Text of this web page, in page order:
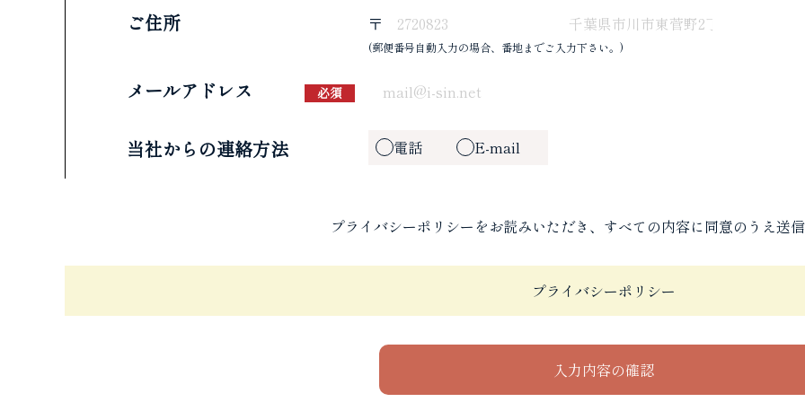
ご住所 〒
(郵便番号自動入力の場合、番地までご入力下さい。)
メールアドレス 必須
当社からの連絡方法 電話 E-mail
プライバシーポリシーをお読みいただき、すべての内容に同意のうえ送信
プライバシーポリシー